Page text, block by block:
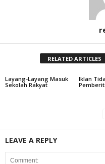
RELATED ARTICLES
Layang-Layang Masuk
Sekolah Rakyat
Iklan
LEAVE A REPLY